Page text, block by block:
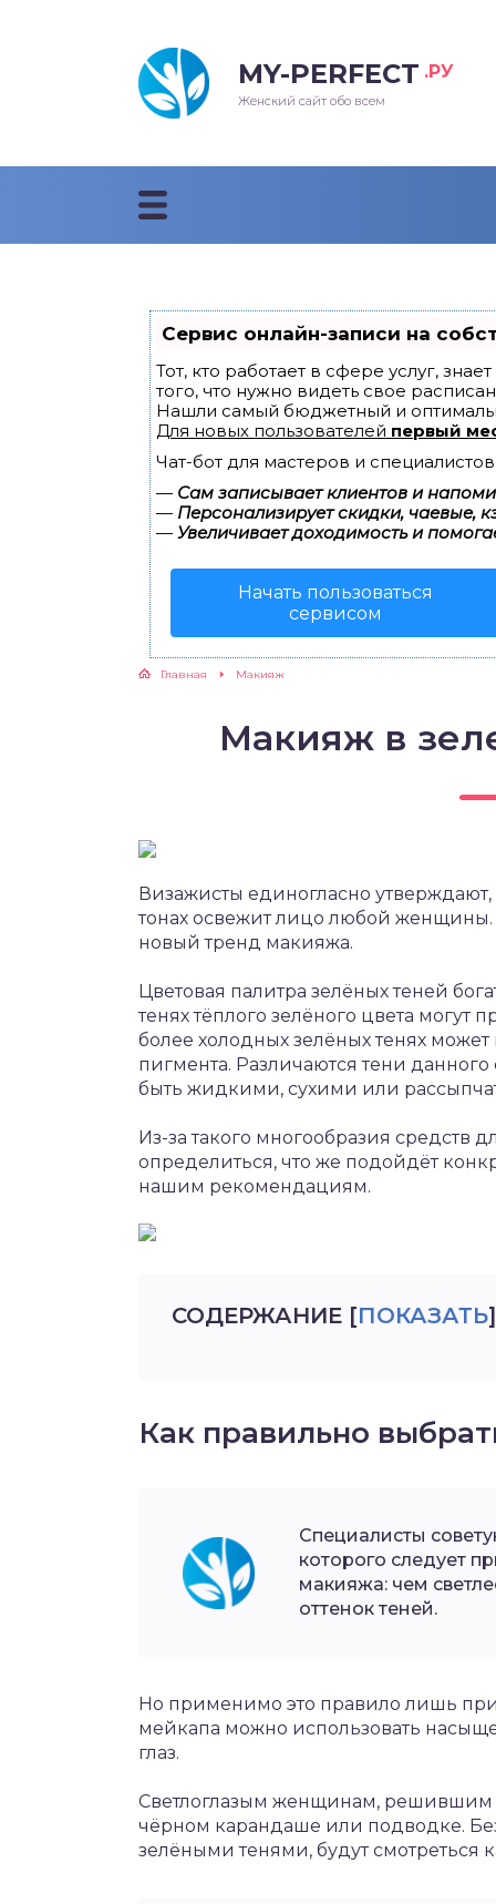
MY-PERFECT .РУ
Женский сайт обо всем
Сервис онлайн-записи на
Тот, кто работает в сфере услуг,
того, что нужно видеть свое
Нашли самый бюджетный и
Для новых пользователей первый
Чат-бот для мастеров и
— Сам записывает клиентов и
— Персонализирует скидки, чаевые,
— Увеличивает доходимость и
Начать пользоваться
сервисом
Главная Макияж
Макияж в
Визажисты единогласно
тонах освежит лицо любой женщины.
новый тренд макияжа.
Цветовая палитра зелёных теней
тенях тёплого зелёного цвета могут
более холодных зелёных тенях
пигмента. Различаются тени
быть жидкими, сухими или
Из-за такого многообразия средств
определиться, что же подойдёт
нашим рекомендациям.
СОДЕРЖАНИЕ [ПОКАЗАТЬ]
Как правильно
Специалисты
которого следует
макияжа: чем
оттенок теней.
Но применимо это правило лишь
мейкапа можно использовать
глаз.
Светлоглазым женщинам, решившим
чёрном карандаше или подводке.
зелёными тенями, будут смотреться
прически 2018
стрижки 2018